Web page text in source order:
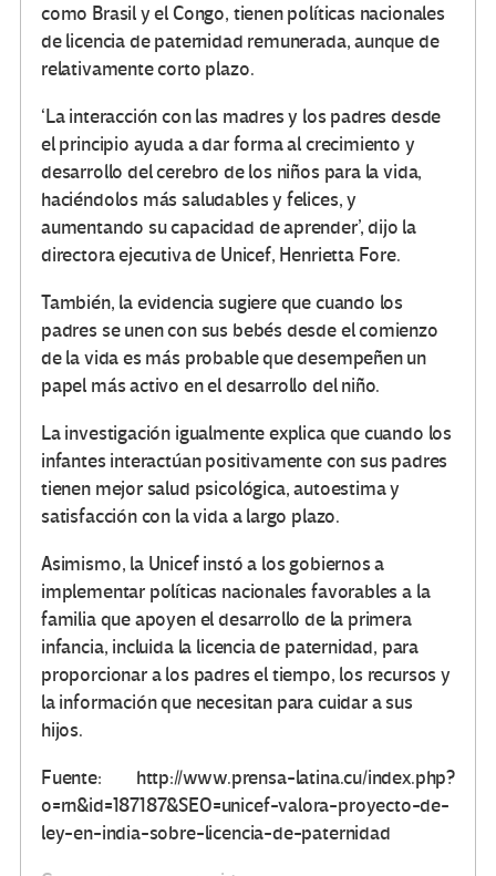
como Brasil y el Congo, tienen políticas nacionales
de licencia de paternidad remunerada, aunque de
relativamente corto plazo.
‘La interacción con las madres y los padres desde
el principio ayuda a dar forma al crecimiento y
desarrollo del cerebro de los niños para la vida,
haciéndolos más saludables y felices, y
aumentando su capacidad de aprender’, dijo la
directora ejecutiva de Unicef, Henrietta Fore.
También, la evidencia sugiere que cuando los
padres se unen con sus bebés desde el comienzo
de la vida es más probable que desempeñen un
papel más activo en el desarrollo del niño.
La investigación igualmente explica que cuando los
infantes interactúan positivamente con sus padres
tienen mejor salud psicológica, autoestima y
satisfacción con la vida a largo plazo.
Asimismo, la Unicef instó a los gobiernos a
implementar políticas nacionales favorables a la
familia que apoyen el desarrollo de la primera
infancia, incluida la licencia de paternidad, para
proporcionar a los padres el tiempo, los recursos y
la información que necesitan para cuidar a sus
hijos.
Fuente: http://www.prensa-latina.cu/index.php?
o=rn&id=187187&SEO=unicef-valora-proyecto-de-
ley-en-india-sobre-licencia-de-paternidad